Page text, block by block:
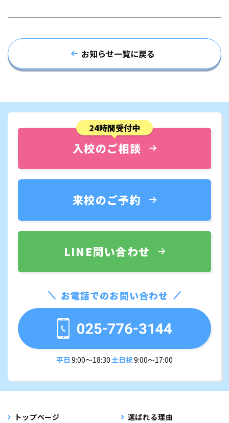
お知らせ一覧に戻る
24時間受付中
入校のご相談
来校のご予約
LINE問い合わせ
お電話でのお問い合わせ
平日 9:00〜18:30土日祝9:00〜17:00
トップページ 選ばれる理由